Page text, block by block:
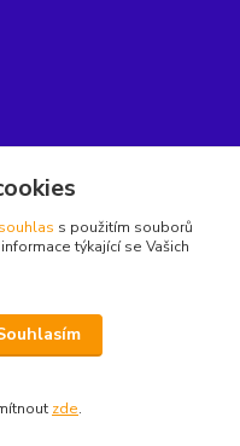
souhlas s použitím souborů
týkající se Vašich
zde.